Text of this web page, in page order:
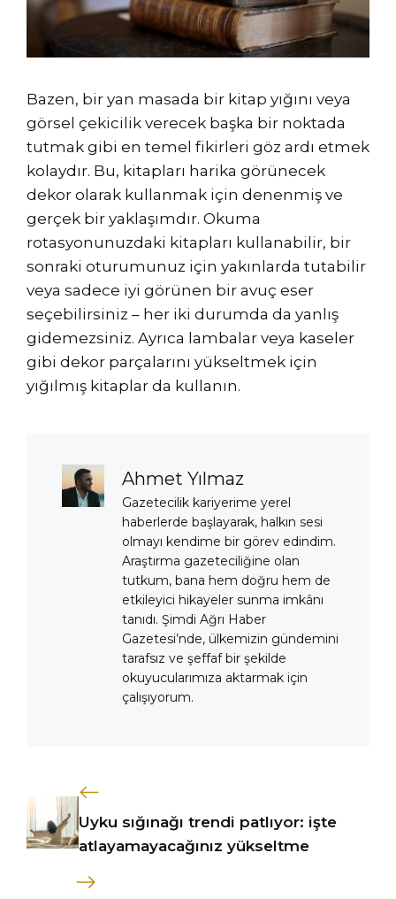
Bazen, bir yan masada bir kitap yığını veya
görsel çekicilik verecek başka bir noktada
tutmak gibi en temel fikirleri göz ardı etmek
kolaydır. Bu, kitapları harika görünecek
dekor olarak kullanmak için denenmiş ve
gerçek bir yaklaşımdır. Okuma
rotasyonunuzdaki kitapları kullanabilir, bir
sonraki oturumunuz için yakınlarda tutabilir
veya sadece iyi görünen bir avuç eser
seçebilirsiniz – her iki durumda da yanlış
gidemezsiniz. Ayrıca lambalar veya kaseler
gibi dekor parçalarını yükseltmek için
yığılmış kitaplar da kullanın.
Ahmet Yılmaz
Gazetecilik kariyerime yerel
haberlerde başlayarak, halkın sesi
olmayı kendime bir görev edindim.
Araştırma gazeteciliğine olan
tutkum, bana hem doğru hem de
etkileyici hikayeler sunma imkânı
tanıdı. Şimdi Ağrı Haber
Gazetesi’nde, ülkemizin gündemini
tarafsız ve şeffaf bir şekilde
okuyucularımıza aktarmak için
çalışıyorum.
Uyku sığınağı trendi patlıyor: işte
atlayamayacağınız yükseltme